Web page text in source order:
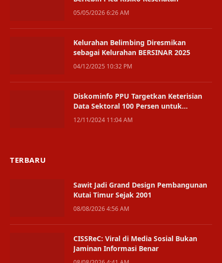
05/05/2026 6:26 AM
Kelurahan Belimbing Diresmikan
sebagai Kelurahan BERSINAR 2025
04/12/2025 10:32 PM
Diskominfo PPU Targetkan Keterisian
Data Sektoral 100 Persen untuk
Kebijakan yang Tepat dan Efektif
12/11/2024 11:04 AM
TERBARU
Sawit Jadi Grand Design Pembangunan
Kutai Timur Sejak 2001
08/08/2026 4:56 AM
CISSReC: Viral di Media Sosial Bukan
Jaminan Informasi Benar